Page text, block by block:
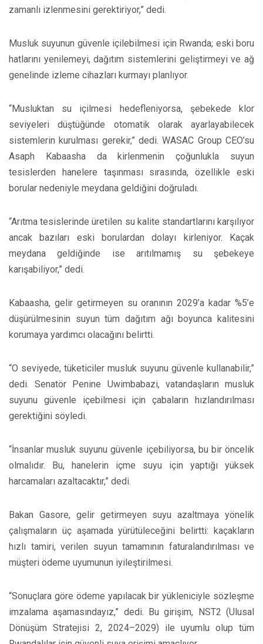
zamanlı izlenmesini gerektiriyor,” dedi.
Musluk suyunun güvenle içilebilmesi için Rwanda; eski boru
hatlarını yenilemeyi, dağıtım sistemlerini geliştirmeyi ve ağ
genelinde izleme cihazları kurmayı planlıyor.
“Musluktan su içilmesi hedefleniyorsa, şebekede klor
seviyeleri düştüğünde otomatik olarak ayarlayabilecek
sistemlerin kurulması gerekir,” dedi. WASAC Group CEO’su
Asaph Kabaasha da kirlenmenin çoğunlukla suyun
tesislerden hanelere taşınması sırasında, özellikle eski
borular nedeniyle meydana geldiğini doğruladı.
“Arıtma tesislerinde üretilen su kalite standartlarını karşılıyor
ancak bazıları eski borulardan dolayı kirleniyor. Kaçak
meydana geldiğinde ise arıtılmamış su şebekeye
karışabiliyor,” dedi.
Kabaasha, gelir getirmeyen su oranının 2029’a kadar %5’e
düşürülmesinin suyun tüm dağıtım ağı boyunca kalitesini
korumaya yardımcı olacağını belirtti.
“O seviyede, tüketiciler musluk suyunu güvenle kullanabilir,”
dedi. Senatör Penine Uwimbabazi, vatandaşların musluk
suyunu güvenle içebilmesi için çabaların hızlandırılması
gerektiğini söyledi.
“İnsanlar musluk suyunu güvenle içebiliyorsa, bu bir öncelik
olmalıdır. Bu, hanelerin içme suyu için yaptığı yüksek
harcamaları azaltacaktır,” dedi.
Bakan Gasore, gelir getirmeyen suyu azaltmaya yönelik
çalışmaların üç aşamada yürütüleceğini belirtti: kaçakların
hızlı tamiri, verilen suyun tamamının faturalandırılması ve
müşteri ödeme uyumunun iyileştirilmesi.
“Sonuçlara göre ödeme yapılacak bir yükleniciyle sözleşme
imzalama aşamasındayız,” dedi. Bu girişim, NST2 (Ulusal
Dönüşüm Stratejisi 2, 2024–2029) ile uyumlu olup tüm